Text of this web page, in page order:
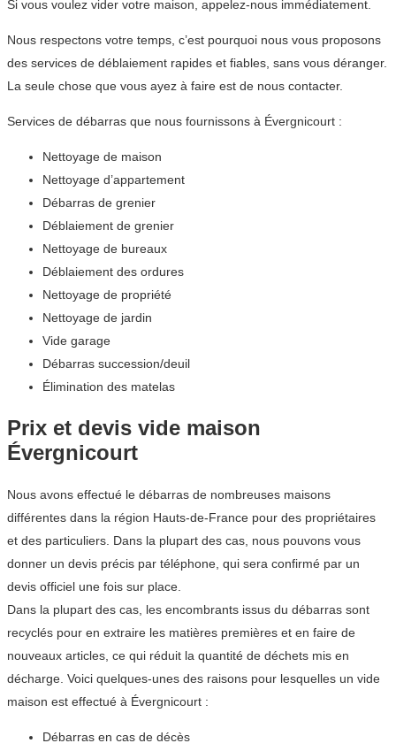
Si vous voulez vider votre maison, appelez-nous immédiatement.
Nous respectons votre temps, c’est pourquoi nous vous proposons
des services de déblaiement rapides et fiables, sans vous déranger.
La seule chose que vous ayez à faire est de nous contacter.
Services de débarras que nous fournissons à Évergnicourt :
Nettoyage de maison
Nettoyage d’appartement
Débarras de grenier
Déblaiement de grenier
Nettoyage de bureaux
Déblaiement des ordures
Nettoyage de propriété
Nettoyage de jardin
Vide garage
Débarras succession/deuil
Élimination des matelas
Prix et devis vide maison
Évergnicourt
Nous avons effectué le débarras de nombreuses maisons
différentes dans la région Hauts-de-France pour des propriétaires
et des particuliers. Dans la plupart des cas, nous pouvons vous
donner un devis précis par téléphone, qui sera confirmé par un
devis officiel une fois sur place.
Dans la plupart des cas, les encombrants issus du débarras sont
recyclés pour en extraire les matières premières et en faire de
nouveaux articles, ce qui réduit la quantité de déchets mis en
décharge. Voici quelques-unes des raisons pour lesquelles un vide
maison est effectué à Évergnicourt :
Débarras en cas de décès